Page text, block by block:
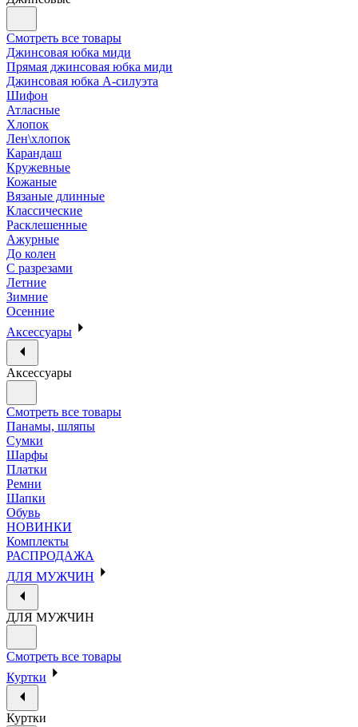
Смотреть все товары
Джинсовая юбка миди
Прямая джинсовая юбка миди
Джинсовая юбка А-силуэта
Шифон
Атласные
Хлопок
Лен\хлопок
Карандаш
Кружевные
Кожаные
Вязаные длинные
Классические
Расклешенные
Ажурные
До колен
С разрезами
Летние
Зимние
Осенние
Аксессуары
Аксессуары
Смотреть все товары
Панамы, шляпы
Сумки
Шарфы
Платки
Ремни
Шапки
Обувь
НОВИНКИ
Комплекты
РАСПРОДАЖА
ДЛЯ МУЖЧИН
ДЛЯ МУЖЧИН
Смотреть все товары
Куртки
Куртки